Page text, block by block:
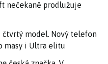
nečekaně prodlužuje
čtvrtý model. Nový telefon
masy i Ultra elitu